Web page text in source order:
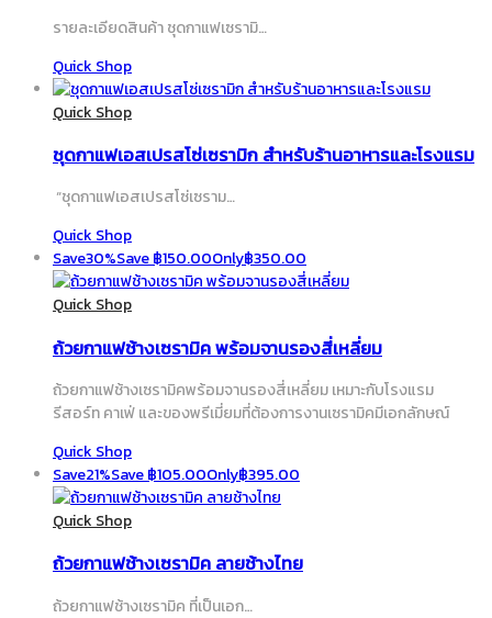
รายละเอียดสินค้า ชุดกาแฟเซรามิ…
Quick Shop
Quick Shop
ชุดกาแฟเอสเปรสโซ่เซรามิก สำหรับร้านอาหารและโรงแรม
“ชุดกาแฟเอสเปรสโซ่เซราม…
Quick Shop
Save30%Save฿150.00Only฿350.00
Quick Shop
ถ้วยกาแฟช้างเซรามิค พร้อมจานรองสี่เหลี่ยม
ถ้วยกาแฟช้างเซรามิคพร้อมจานรองสี่เหลี่ยม เหมาะกับโรงแรม
รีสอร์ท คาเฟ่ และของพรีเมี่ยมที่ต้องการงานเซรามิคมีเอกลักษณ์
Quick Shop
Save21%Save฿105.00Only฿395.00
Quick Shop
ถ้วยกาแฟช้างเซรามิค ลายช้างไทย
ถ้วยกาแฟช้างเซรามิค ที่เป็นเอก…